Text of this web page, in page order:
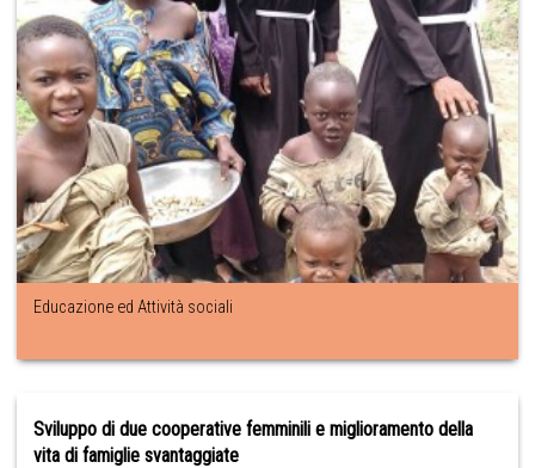
Educazione ed Attività sociali
Sviluppo di due cooperative femminili e miglioramento della
vita di famiglie svantaggiate